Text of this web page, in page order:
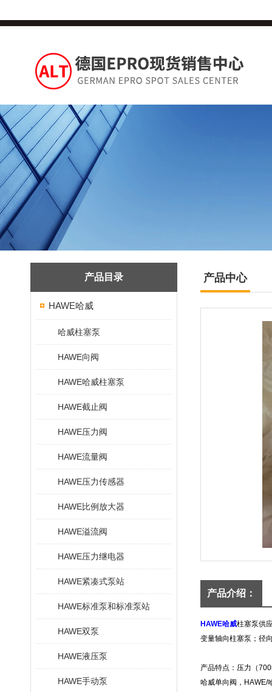
产品目录
HAWE哈威
哈威柱塞泵
HAWE向阀
HAWE哈威柱塞泵
HAWE截止阀
HAWE压力阀
HAWE流量阀
HAWE压力传感器
HAWE比例放大器
HAWE溢流阀
HAWE压力继电器
HAWE紧凑式泵站
HAWE标准泵和标准泵站
HAWE双泵
HAWE液压泵
HAWE手动泵
产品中心
产品介绍：
HAWE哈威柱塞泵供
变量轴向柱塞泵；径
产品特点：压力（
哈威单向阀，HAWE/